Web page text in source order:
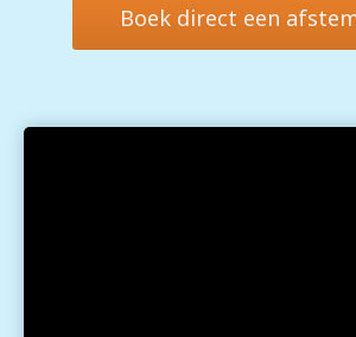
Boek direct een